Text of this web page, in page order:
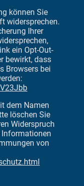
können Sie
widersprechen.
Ihrer
ein Opt-Out-
bewirkt, dass
Browsers bei
dem Namen
löschen Sie
Widerspruch
Informationen
von